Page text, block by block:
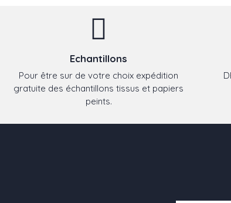
Echantillons
Pour être sur de votre choix expédition
gratuite des échantillons tissus et papiers
peints.